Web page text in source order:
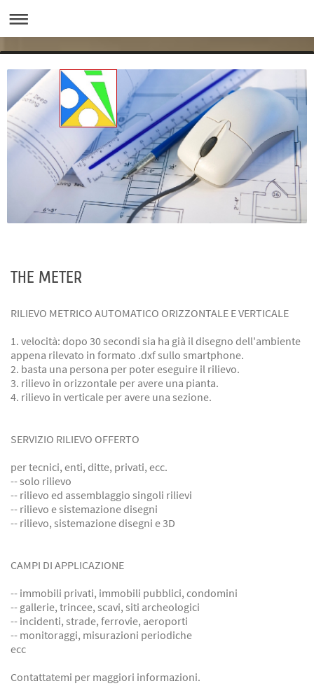
THE METER
RILIEVO METRICO AUTOMATICO ORIZZONTALE E VERTICALE
1. velocità: dopo 30 secondi sia ha già il disegno dell'ambiente
appena rilevato in formato .dxf sullo smartphone.
2. basta una persona per poter eseguire il rilievo.
3. rilievo in orizzontale per avere una pianta.
4. rilievo in verticale per avere una sezione.
SERVIZIO RILIEVO OFFERTO
per tecnici, enti, ditte, privati, ecc.
-- solo rilievo
-- rilievo ed assemblaggio singoli rilievi
-- rilievo e sistemazione disegni
-- rilievo, sistemazione disegni e 3D
CAMPI DI APPLICAZIONE
-- immobili privati, immobili pubblici, condomini
-- gallerie, trincee, scavi, siti archeologici
-- incidenti, strade, ferrovie, aeroporti
-- monitoraggi, misurazioni periodiche
ecc
Contattatemi per maggiori informazioni.